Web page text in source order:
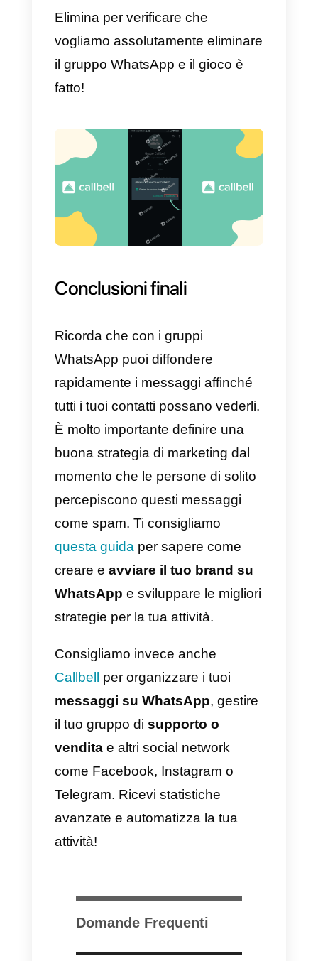
Esci dal gruppo WhatsApp
Dopo aver eliminato tutti i membri
del gruppo, è ora di uscire per
procedere successivamente
Elimina il gruppo WhatsApp
Una volta che abbiamo lasciato il
gruppo, è giunto il momento di
eliminarlo.
Infine, non ci resta che cliccare